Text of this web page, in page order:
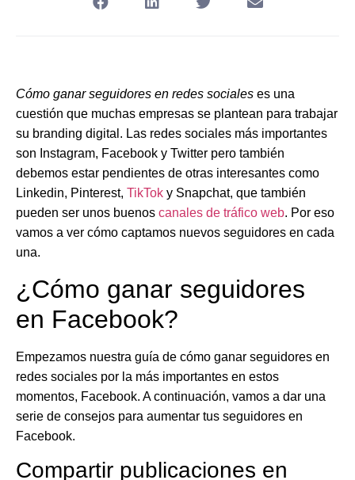
Cómo ganar seguidores en redes sociales es una
cuestión que muchas empresas se plantean para trabajar
su branding digital. Las redes sociales más importantes
son Instagram, Facebook y Twitter pero también
debemos estar pendientes de otras interesantes como
Linkedin, Pinterest, TikTok y Snapchat, que también
pueden ser unos buenos canales de tráfico web. Por eso
vamos a ver cómo captamos nuevos seguidores en cada
una.
¿Cómo ganar seguidores
en Facebook?
Empezamos nuestra guía de cómo ganar seguidores en
redes sociales por la más importantes en estos
momentos, Facebook. A continuación, vamos a dar una
serie de consejos para aumentar tus seguidores en
Facebook.
Compartir publicaciones en